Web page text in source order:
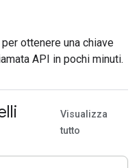
ottenere una chiave
API in pochi minuti.
Visualizza
tutto